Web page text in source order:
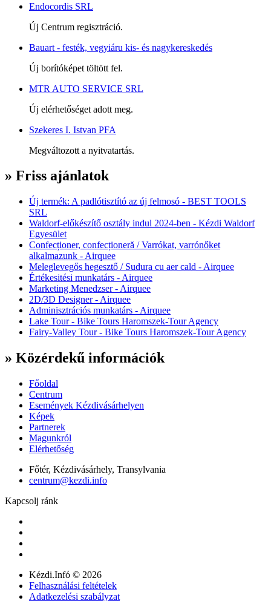
Endocordis SRL
Új Centrum regisztráció.
Bauart - festék, vegyiáru kis- és nagykereskedés
Új borítóképet töltött fel.
MTR AUTO SERVICE SRL
Új elérhetőséget adott meg.
Szekeres I. Istvan PFA
Megváltozott a nyitvatartás.
» Friss ajánlatok
Új termék: A padlótisztító az új felmosó - BEST TOOLS
SRL
Waldorf-előkészítő osztály indul 2024-ben - Kézdi Waldorf
Egyesület
Confecționer, confecționeră / Varrókat, varrónőket
alkalmazunk - Airquee
Meleglevegős hegesztő / Sudura cu aer cald - Airquee
Értékesitési munkatárs - Airquee
Marketing Menedzser - Airquee
2D/3D Designer - Airquee
Adminisztrációs munkatárs - Airquee
Lake Tour - Bike Tours Haromszek-Tour Agency
Fairy-Valley Tour - Bike Tours Haromszek-Tour Agency
» Közérdekű információk
Főoldal
Centrum
Események Kézdivásárhelyen
Képek
Partnerek
Magunkról
Elérhetőség
Főtér, Kézdivásárhely, Transylvania
centrum@kezdi.info
Kapcsolj ránk
Kézdi.Infó © 2026
Felhasználási feltételek
Adatkezelési szabályzat